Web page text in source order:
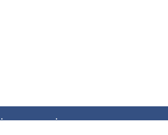
sugerencias y